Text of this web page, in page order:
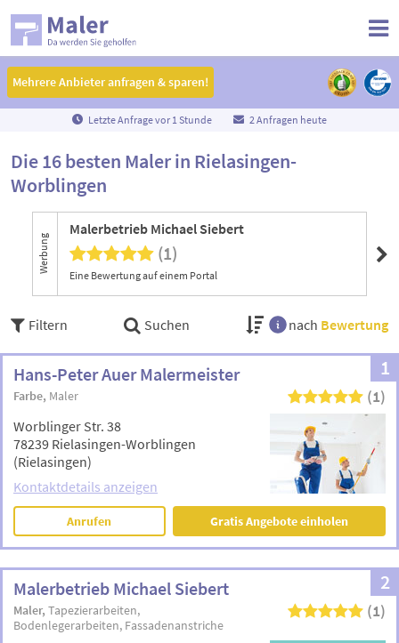
Mehrere Anbieter anfragen & sparen!
Mehrere Anbieter anfragen & sparen!
Letzte Anfrage vor 1Stunde 2 Anfragen heute
Die 16 besten Maler in Rielasingen-
Worblingen
Werbung
Malerbetrieb Michael Siebert
(1)
Eine Bewertung auf einem Portal
Filtern Suchen nach Bewertung
1
Hans-Peter Auer Malermeister
Farbe Maler (1)
Worblinger Str. 38
78239 Rielasingen-Worblingen
(Rielasingen)
Kontaktdetails anzeigen
Anrufen Gratis Angebote einholen
2
Malerbetrieb Michael Siebert
Maler Tapezierarbeiten
Bodenlegerarbeiten Fassadenanstriche
(1)